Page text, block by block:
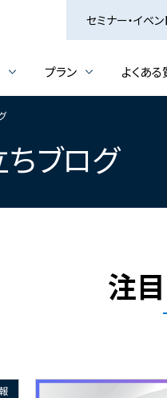
セミナー・イベ
プラン よくあ
ブログ
注